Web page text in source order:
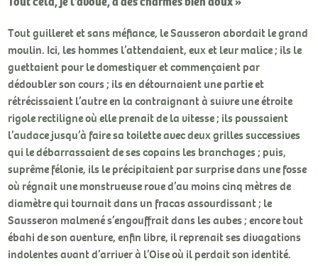
Tout guilleret et sans méfiance, le Sausseron abordait le grand
moulin. Ici, les hommes l’attendaient, eux et leur malice ; ils le
guettaient pour le domestiquer et commençaient par
dédoubler son cours ; ils en détournaient une partie et
rétrécissaient l’autre en la contraignant à suivre une étroite
rigole rectiligne où elle prenait de la vitesse ; ils poussaient
l’audace jusqu’à faire sa toilette avec deux grilles successives
qui le débarrassaient de ses copains les branchages ; puis,
suprême félonie, ils le précipitaient par surprise dans une fosse
où régnait une monstrueuse roue d’au moins cinq mètres de
diamètre qui tournait dans un fracas assourdissant ; le
Sausseron malmené s’engouffrait dans les aubes ; encore tout
ébahi de son aventure, enfin libre, il reprenait ses divagations
indolentes avant d’arriver à l’Oise où il perdait son identité.